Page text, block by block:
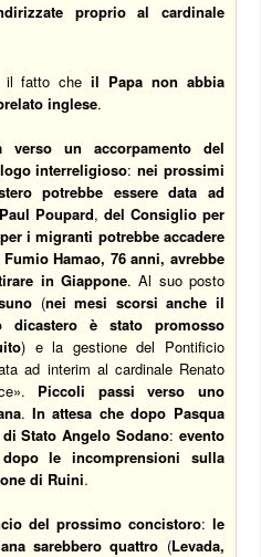
proprio al cardinale
il fatto che il Papa non abbia
inglese.
verso un accorpamento del
interreligioso:nei prossimi
potrebbe essere data ad
Poupard,del Consiglio per
i migranti potrebbe accadere
Hamao, 76 anni, avrebbe
in Giappone. Al suo posto
(nei mesi scorsi anche il
dicastero è stato promosso
) e la gestione del Pontificio
ad interim al cardinale Renato
Piccoli passi verso uno
.In attesa che dopo Pasqua
Stato Angelo Sodano: evento
le incomprensioni sulla
di Ruini.
del prossimo concistoro: le
sarebbero quattro (Levada,